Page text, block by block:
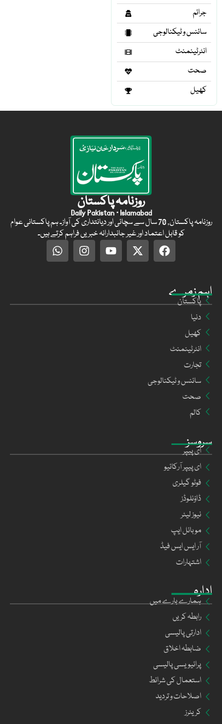
جرائم
سائنس و ٹیکنالوجی
انٹرٹینمنٹ
صحت
کھیل
ادارہ
ہمارے بارے میں
رابطہ کریں
ادارتی پالیسی
ضابطہ اخلاق
پرائیویسی پالیسی
استعمال کی شرائط
اصلاحات و تردید
کریئرز
سروسز
ای پیپر
ای پیپر آرکائیو
فوٹو گیلری
ڈاؤنلوڈز
نیوز لیٹر
موبائل ایپ
آر ایس ایس فیڈ
اشتہارات
اہم زمرے
پاکستان
دنیا
کھیل
انٹرٹینمنٹ
تجارت
سائنس و ٹیکنالوجی
صحت
کالم
روزنامہ پاکستان
Daily Pakistan · Islamabad
روزنامہ پاکستان, 70 سال سے سچائی اور دیانتداری کی آواز۔ ہم پاکستانی عوام
کو قابل اعتماد اور غیر جانبدارانہ خبریں فراہم کرتے ہیں۔